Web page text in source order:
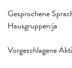
Gesprochene
Hausgruppen:ja
Vorgeschlagene